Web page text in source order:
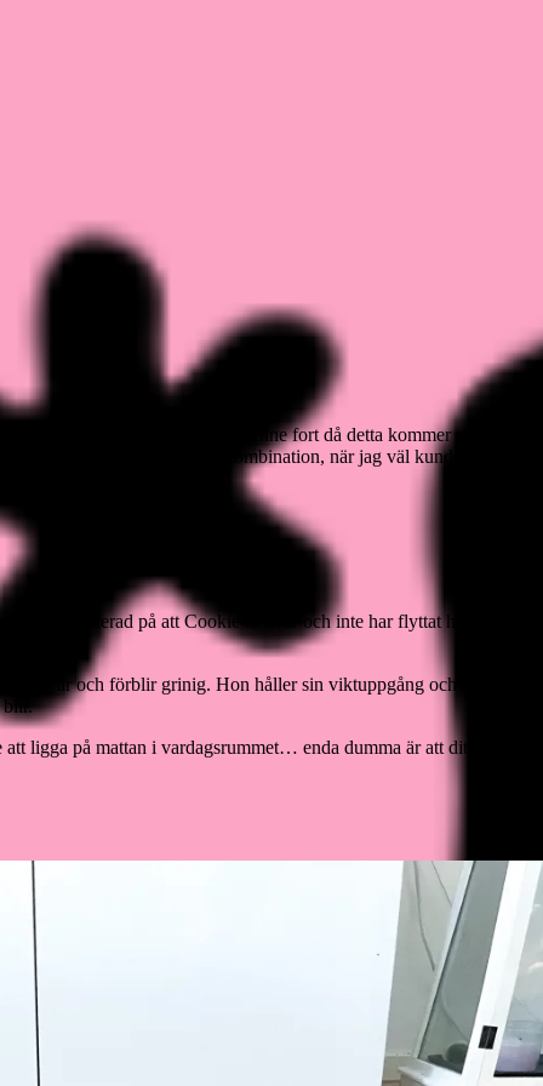
så är det. Jag valde att para henne fort då detta kommer vara
jag ville göra om samma kombination, när jag väl kunde.
hon är irriterad på att Cookie är kvar och inte har flyttat hemifrån.
är och förblir grinig. Hon håller sin viktuppgång och följer
blir.
ligga på mattan i vardagsrummet… enda dumma är att dit hittar ju